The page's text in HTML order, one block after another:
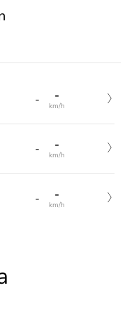
- -
km/h
- -
km/h
- -
km/h